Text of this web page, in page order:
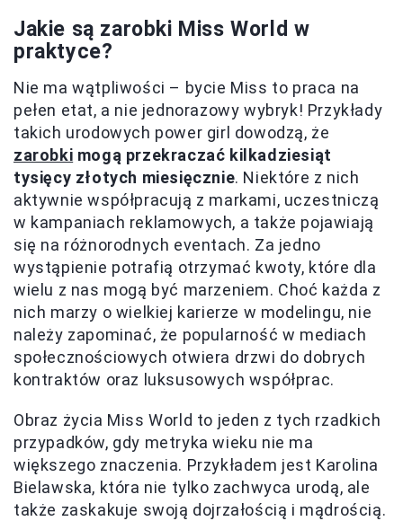
Jakie są zarobki Miss World w
praktyce?
Nie ma wątpliwości – bycie Miss to praca na
pełen etat, a nie jednorazowy wybryk! Przykłady
takich urodowych power girl dowodzą, że
zarobki mogą przekraczać kilkadziesiąt
tysięcy złotych miesięcznie. Niektóre z nich
aktywnie współpracują z markami, uczestniczą
w kampaniach reklamowych, a także pojawiają
się na różnorodnych eventach. Za jedno
wystąpienie potrafią otrzymać kwoty, które dla
wielu z nas mogą być marzeniem. Choć każda z
nich marzy o wielkiej karierze w modelingu, nie
należy zapominać, że popularność w mediach
społecznościowych otwiera drzwi do dobrych
kontraktów oraz luksusowych współprac.
Obraz życia Miss World to jeden z tych rzadkich
przypadków, gdy metryka wieku nie ma
większego znaczenia. Przykładem jest Karolina
Bielawska, która nie tylko zachwyca urodą, ale
także zaskakuje swoją dojrzałością i mądrością.